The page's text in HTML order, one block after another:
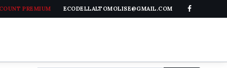
PREMIUM ECODELLALTOMOLISE@GMAIL.COM